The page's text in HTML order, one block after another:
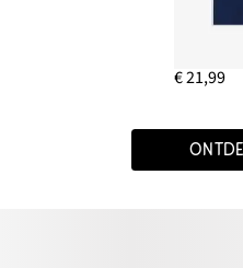
€ 21,99